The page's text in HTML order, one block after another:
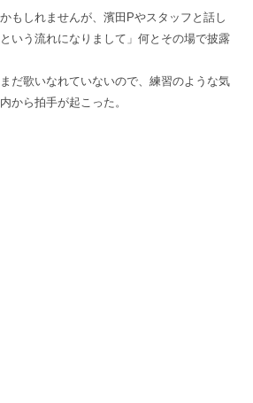
もしれませんが、濱田Pやスタッフと話し
いう流れになりまして」何とその場で披露
だ歌いなれていないので、練習のような気
から拍手が起こった。